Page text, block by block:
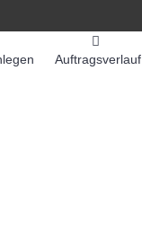
Auftragsverlauf